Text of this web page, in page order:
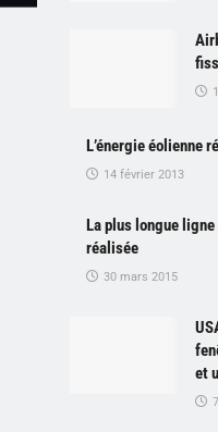
L’énergie éolienne
14 février 2013
La plus longue
réalisée
30 mars 2015
et